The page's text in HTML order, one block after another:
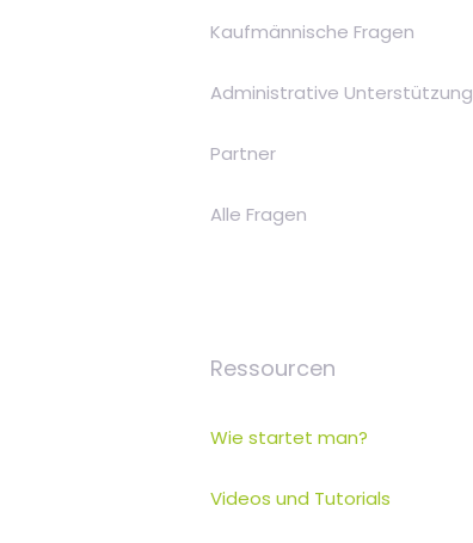
Kaufmännische Fragen
Administrative Unterstützung
Partner
Alle Fragen
Ressourcen
Wie startet man?
Videos und Tutorials